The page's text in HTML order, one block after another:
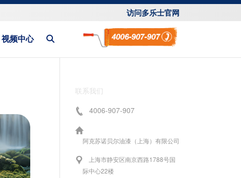
访问多乐士官网
视频中心
联系我们
4006-907-907
阿克苏诺贝尔油漆（上海）有限公司
上海市静安区南京西路1788号国
际中心22楼